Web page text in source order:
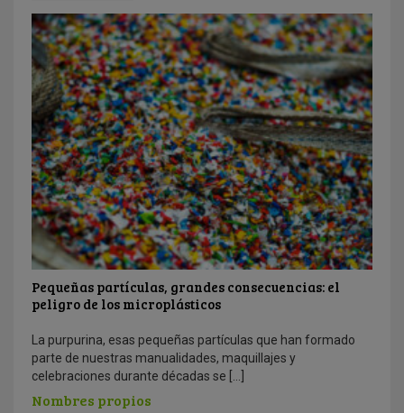
Pequeñas partículas, grandes consecuencias: el
peligro de los microplásticos
La purpurina, esas pequeñas partículas que han formado
parte de nuestras manualidades, maquillajes y
celebraciones durante décadas se […]
Nombres propios